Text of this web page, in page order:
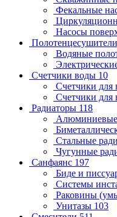
Фекальные
Насосы
Полотенцесушители
Водяные
Счетчики воды 10
Счетчики для
Счетчики для
Радиаторы 118
Алюминиевые
Стальные
Чугунные
Санфаянс 197
Биде и
Системы
Раковины
Унитазы 103